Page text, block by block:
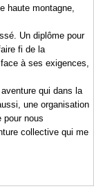
haute montagne,
Un diplôme pour
fi de la
à ses exigences,
qui dans la
une organisation
pour nous
collective qui me